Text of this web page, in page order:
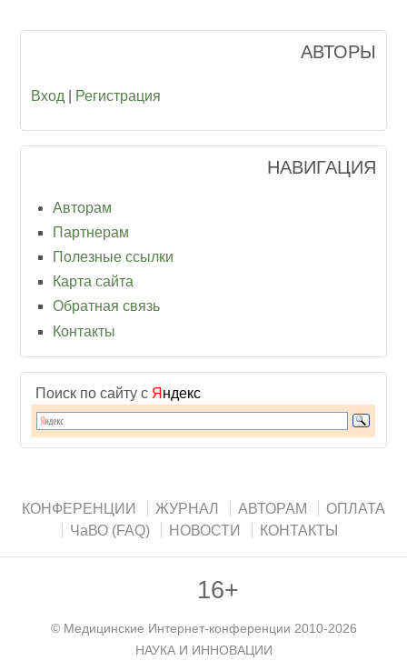
АВТОРЫ
Вход Регистрация
НАВИГАЦИЯ
Авторам
Партнерам
Полезные ссылки
Карта сайта
Обратная связь
Контакты
Поиск по сайту с Я ндекс
КОНФЕРЕНЦИИ ЖУРНАЛ АВТОРАМ
ОПЛАТА
ЧаВО (FAQ)
НОВОСТИ КОНТАКТЫ
16+
© Медицинские Интернет-конференции 2010-2026
НАУКА И ИННОВАЦИИ